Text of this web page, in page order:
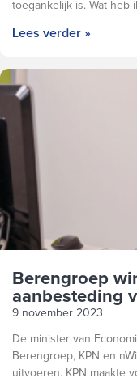
toegankelijk is. Wat heb
Lees verder »
Berengroep
aanbesteding
9 november 2023
De minister van
Berengroep, KPN en
uitvoeren. KPN maakte